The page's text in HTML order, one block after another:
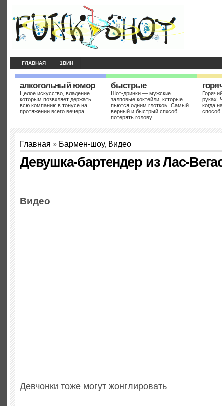
ГЛАВНАЯ 1ВИН
алкогольный юмор
Целое искусство, владение
которым позволяет держать
всю компанию в тонусе на
протяжении всего вечера.
быстрые
Шот-дринки — мужские
залповые коктейли, которые
пьются одним глотком. Самый
верный и быстрый способ
потерять голову.
руках.
когда
способ
Главная » Бармен-шоу, Видео
Девушка-бартендер из Лас-
Видео
Девчонки тоже могут жонглировать